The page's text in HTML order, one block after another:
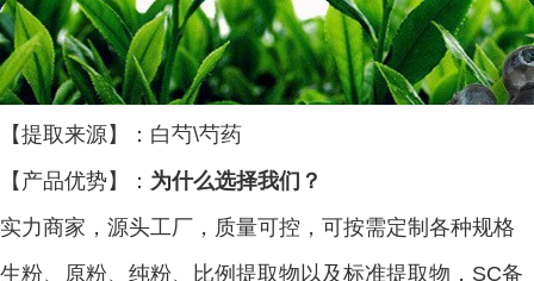
【提取来源】：白芍\芍药
【产品优势】
： 为什么选择我们？
实力商家，源头工厂，质量可控，可按需定制 各种规格
生粉、原粉、纯粉、
比例提取物以及标准提取物， SC备